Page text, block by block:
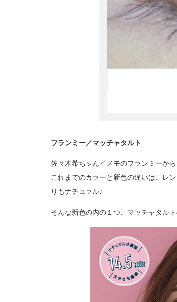
フランミー／マッチャタルト
佐々木希ちゃんイメモのフランミーから
これまでのカラーと新色の違いは、レ
りもナチュラル♪
そんな新色の内の１つ、マッチャタル